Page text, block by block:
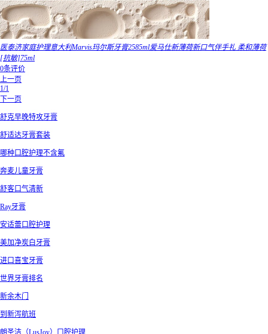
医泰济家庭护理意大利Marvis玛尔斯牙膏2585ml爱马仕新薄荷新口气伴手礼 柔和薄荷
[抗敏]75ml
0条评价
上一页
1/1
下一页
舒克早晚特攻牙膏
舒适达牙膏套装
哪种口腔护理不含氟
奔麦儿童牙膏
舒客口气清新
Ray牙膏
安适蕾口腔护理
美加净炭白牙膏
进口喜宝牙膏
世界牙膏排名
新余木门
到新泻航班
朗圣洁（LusJoy）口腔护理